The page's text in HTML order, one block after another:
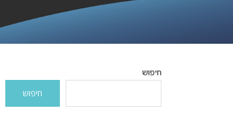
חיפוש
חיפוש